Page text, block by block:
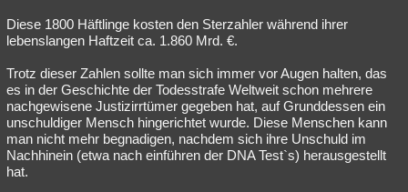
Diese 1800 Häftlinge kosten den Sterzahler während ihrer
lebenslangen Haftzeit ca. 1.860 Mrd. €.
Trotz dieser Zahlen sollte man sich immer vor Augen halten, das
es in der Geschichte der Todesstrafe Weltweit schon mehrere
nachgewisene Justizirrtümer gegeben hat, auf Grunddessen ein
unschuldiger Mensch hingerichtet wurde. Diese Menschen kann
man nicht mehr begnadigen, nachdem sich ihre Unschuld im
Nachhinein (etwa nach einführen der DNA Test`s) herausgestellt
hat.